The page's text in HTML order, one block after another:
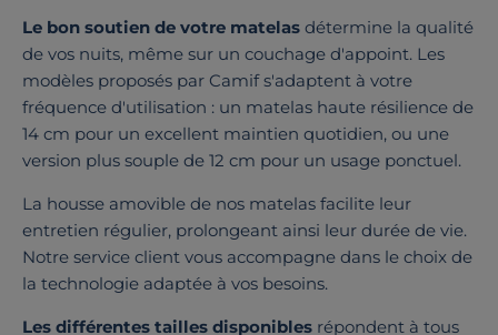
Le bon soutien de votre matelas détermine la qualité
de vos nuits, même sur un couchage d'appoint. Les
modèles proposés par Camif s'adaptent à votre
fréquence d'utilisation : un matelas haute résilience de
14 cm pour un excellent maintien quotidien, ou une
version plus souple de 12 cm pour un usage ponctuel.
La housse amovible de nos matelas facilite leur
entretien régulier, prolongeant ainsi leur durée de vie.
Notre service client vous accompagne dans le choix de
la technologie adaptée à vos besoins.
Les différentes tailles disponibles répondent à tous